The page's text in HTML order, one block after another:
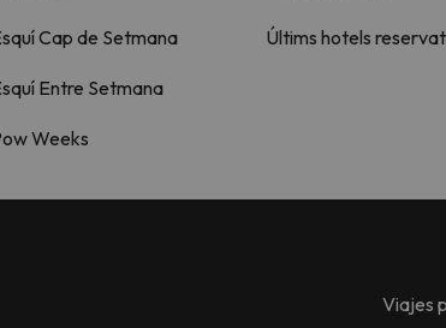
Cap de Setmana
Entre Setmana
Weeks
Últims hotels
Viajes